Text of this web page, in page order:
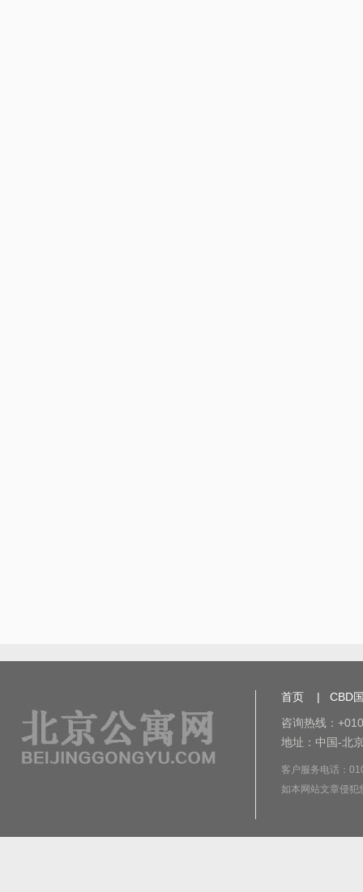
首页 |
CBD
咨询热线：
地址：中国-北
客户服务电话：
如本网站文章侵犯